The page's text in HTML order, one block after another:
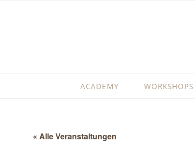
ACADEMY WORKSHOPS
« Alle Veranstaltungen